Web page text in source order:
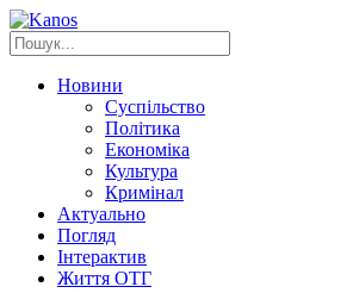
Новини
Суспільство
Політика
Економіка
Культура
Кримінал
Актуально
Погляд
Інтерактив
Життя ОТГ